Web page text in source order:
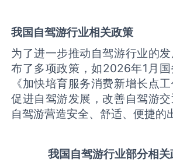
我国自驾游行业相关政策
为了进一步推动自驾游行业的
布了多项政策，如2026年1 月
《加快培育服务消费新增长点
促进自驾游发展，改善自驾游
自驾游营造安全、舒适、便捷的
我国自驾游行业部分相